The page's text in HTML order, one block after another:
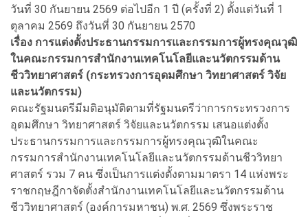
วันที่ 30 กันยายน 2569 ต่อไปอีก 1 ปี (ครั้งที่ 2) ตั้งแต่วันที่ 1
ตุลาคม 2569 ถึงวันที่ 30 กันยายน 2570
เรื่อง การแต่งตั้งประธานกรรมการและกรรมการผู้ทรงคุณวุฒิ
ในคณะกรรมการสำนักงานเทคโนโลยีและนวัตกรรมด้าน
ชีววิทยาศาสตร์ (กระทรวงการอุดมศึกษา วิทยาศาสตร์ วิจัย
และนวัตกรรม)
คณะรัฐมนตรีมีมติอนุมัติตามที่รัฐมนตรีว่าการกระทรวงการ
อุดมศึกษา วิทยาศาสตร์ วิจัยและนวัตกรรม เสนอแต่งตั้ง
ประธานกรรมการและกรรมการผู้ทรงคุณวุฒิในคณะ
กรรมการสำนักงานเทคโนโลยีและนวัตกรรมด้านชีววิทยา
ศาสตร์ รวม 7 คน ซึ่งเป็นการแต่งตั้งตามมาตรา 14 แห่งพระ
ราชกฤษฎีกาจัดตั้งสำนักงานเทคโนโลยีและนวัตกรรมด้าน
ชีววิทยาศาสตร์ (องค์การมหาชน) พ.ศ. 2569 ซึ่งพระราช